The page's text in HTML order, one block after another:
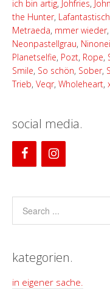
ich bin artig, Johfries,
the Hunter, Lafantastisch
Metraeda, mmer wieder,
Neonpastellgrau,
Planetselfie, Pozt, Rope,
Smile, So schön, Sober,
Trieb, Veqr, Wholeheart,
social media.
kategorien.
in eigener sache.